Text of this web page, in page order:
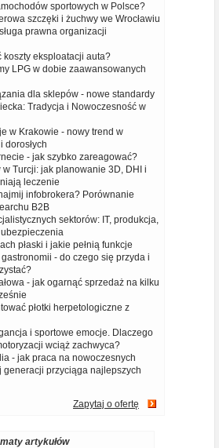
sportowych w Polsce?
szczęki i żuchwy we Wrocławiu
prawna organizacji
koszty eksploatacji auta?
LPG w dobie zaawansowanych
dla sklepów - nowe standardy
Tradycja i Nowoczesność w
w Krakowie - nowy trend w
dorosłych
- jak szybko zareagować?
w Turcji: jak planowanie 3D, DHI i
leczenie
infobrokera? Porównanie
B2B
sektorów: IT, produkcja,
płaski i jakie pełnią funkcje
- do czego się przyda i
- jak ogarnąć sprzedaż na kilku
płotki herpetologiczne z
i sportowe emocje. Dlaczego
wciąż zachwyca?
- jak praca na nowoczesnych
generacji przyciąga najlepszych
Zapytaj o ofertę
artykułów